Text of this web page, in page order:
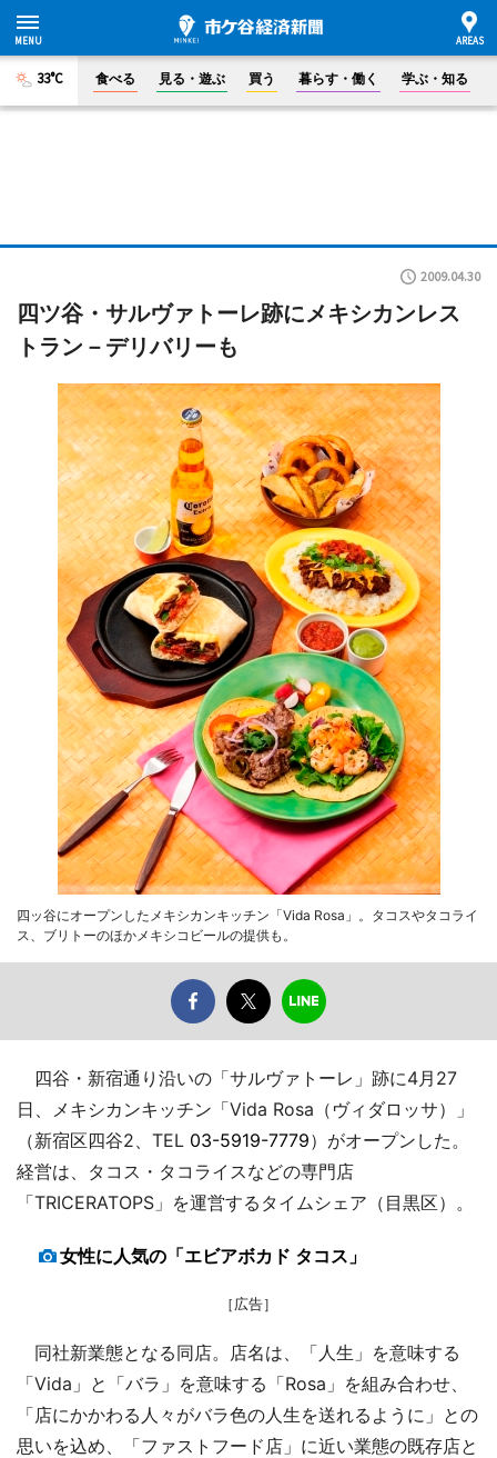
33°C 食べる 見る・遊ぶ 買う 暮らす・働く 学ぶ・知る
2009.04.30
四ツ谷・サルヴァトーレ跡にメキシカンレス
トラン－デリバリーも
四ッ谷にオープンしたメキシカンキッチン「Vida Rosa」。タコスやタコライ
ス、ブリトーのほかメキシコビールの提供も。
四谷・新宿通り沿いの「サルヴァトーレ」跡に4月27
日、メキシカンキッチン「Vida Rosa（ヴィダロッサ）」
（新宿区四谷2、TEL 03-5919-7779）がオープンした。
経営は、タコス・タコライスなどの専門店
「TRICERATOPS」を運営するタイムシェア（目黒区）。
女性に人気の「エビアボカド タコス」
［広告］
同社新業態となる同店。店名は、「人生」を意味する
「Vida」と「バラ」を意味する「Rosa」を組み合わせ、
「店にかかわる人々がバラ色の人生を送れるように」との
思いを込め、「ファストフード店」に近い業態の既存店と